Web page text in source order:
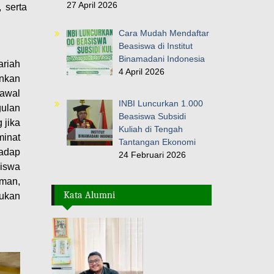
serta
jika
27 April 2026
Cara Mudah Mendaftar
Beasiswa di Institut
Binamadani Indonesia
4 April 2026
INBI Luncurkan 1.000
Beasiswa Subsidi
Kuliah di Tengah
Tantangan Ekonomi
24 Februari 2026
Kata Alumni